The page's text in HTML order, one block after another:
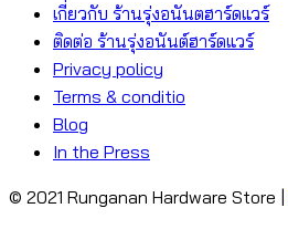
เกี่ยวกับ ร้านรุ่งอนันตฮาร์ดแวร์
ติดต่อ ร้านรุ่งอนันต์ฮาร์ดแวร์
Privacy policy
Terms & conditio
Blog
In the Press
© 2021 Runganan Hardware Store |